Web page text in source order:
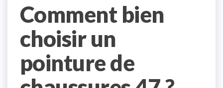
Comment bien
choisir un
pointure de